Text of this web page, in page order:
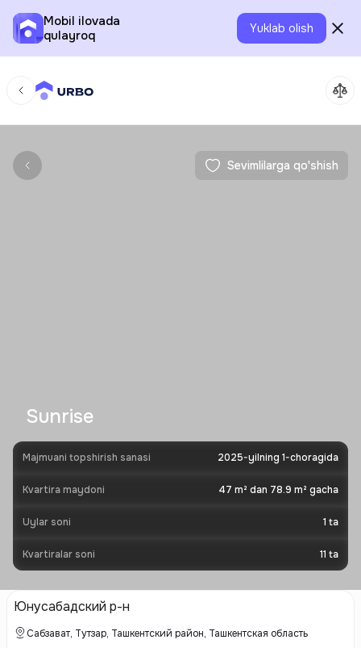
Mobil ilovada
qulayroq
Yuklab olish
Sevimlilarga qo'shish
Sunrise
Majmuani topshirish sanasi 2025-yilning 1-choragida
Kvartira maydoni 47 m² dan 78.9 m² gacha
Uylar soni 1 ta
Kvartiralar soni 11 ta
Юнусабадский р-н
Сабзават, Тутзар, Ташкентский район, Ташкентская область